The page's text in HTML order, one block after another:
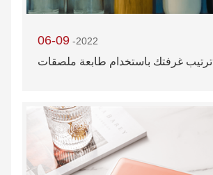
06-09 -2022
ترتيب غرفتك باستخدام طابعة ملصقات